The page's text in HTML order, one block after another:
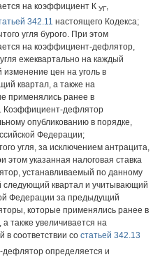
на коэффициент К УГ,
342.11 настоящего Кодекса;
угля бурого. При этом
на коэффициент-дефлятор,
ежеквартально на каждый
цен на уголь в
квартал, а также на
применялись ранее в
Коэффициент-дефлятор
опубликованию в порядке,
Федерации;
угля, за исключением антрацита,
этом указанная налоговая ставка
устанавливаемый по данному
следующий квартал и учитывающий
Федерации за предыдущий
которые применялись ранее в
также увеличивается на
в соответствии со статьей 342.13
определяется и